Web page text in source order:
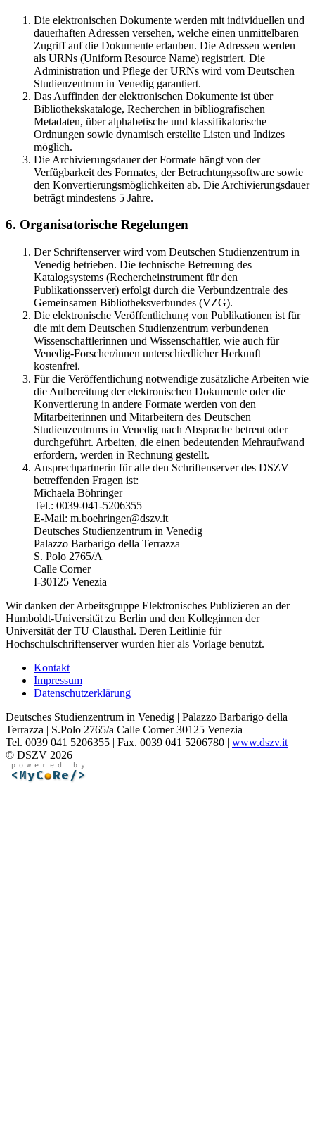
Die elektronischen Dokumente werden mit individuellen und
dauerhaften Adressen versehen, welche einen unmittelbaren
Zugriff auf die Dokumente erlauben. Die Adressen werden
als URNs (Uniform Resource Name) registriert. Die
Administration und Pflege der URNs wird vom Deutschen
Studienzentrum in Venedig garantiert.
Das Auffinden der elektronischen Dokumente ist über
Bibliothekskataloge, Recherchen in bibliografischen
Metadaten, über alphabetische und klassifikatorische
Ordnungen sowie dynamisch erstellte Listen und Indizes
möglich.
Die Archivierungsdauer der Formate hängt von der
Verfügbarkeit des Formates, der Betrachtungssoftware sowie
den Konvertierungsmöglichkeiten ab. Die Archivierungsdauer
beträgt mindestens 5 Jahre.
6. Organisatorische Regelungen
Der Schriftenserver wird vom Deutschen Studienzentrum in
Venedig betrieben. Die technische Betreuung des
Katalogsystems (Rechercheinstrument für den
Publikationsserver) erfolgt durch die Verbundzentrale des
Gemeinsamen Bibliotheksverbundes (VZG).
Die elektronische Veröffentlichung von Publikationen ist für
die mit dem Deutschen Studienzentrum verbundenen
Wissenschaftlerinnen und Wissenschaftler, wie auch für
Venedig-Forscher/innen unterschiedlicher Herkunft
kostenfrei.
Für die Veröffentlichung notwendige zusätzliche Arbeiten wie
die Aufbereitung der elektronischen Dokumente oder die
Konvertierung in andere Formate werden von den
Mitarbeiterinnen und Mitarbeitern des Deutschen
Studienzentrums in Venedig nach Absprache betreut oder
durchgeführt. Arbeiten, die einen bedeutenden Mehraufwand
erfordern, werden in Rechnung gestellt.
Ansprechpartnerin für alle den Schriftenserver des DSZV
betreffenden Fragen ist:
Michaela Böhringer
Tel.: 0039-041-5206355
E-Mail: m.boehringer@dszv.it
Deutsches Studienzentrum in Venedig
Palazzo Barbarigo della Terrazza
S. Polo 2765/A
Calle Corner
I-30125 Venezia
Wir danken der Arbeitsgruppe Elektronisches Publizieren an der
Humboldt-Universität zu Berlin und den Kolleginnen der
Universität der TU Clausthal. Deren Leitlinie für
Hochschulschriftenserver wurden hier als Vorlage benutzt.
Kontakt
Impressum
Datenschutzerklärung
Deutsches Studienzentrum in Venedig | Palazzo Barbarigo della
Terrazza | S.Polo 2765/a Calle Corner 30125 Venezia
Tel. 0039 041 5206355 | Fax. 0039 041 5206780 | www.dszv.it
© DSZV 2026